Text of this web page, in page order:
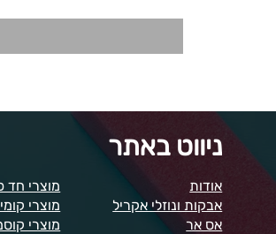
ניווט באתר
מוצרי חד
מוצרי
מוצרי
אודות
אבקות ונוזלי אקריל
אס אר